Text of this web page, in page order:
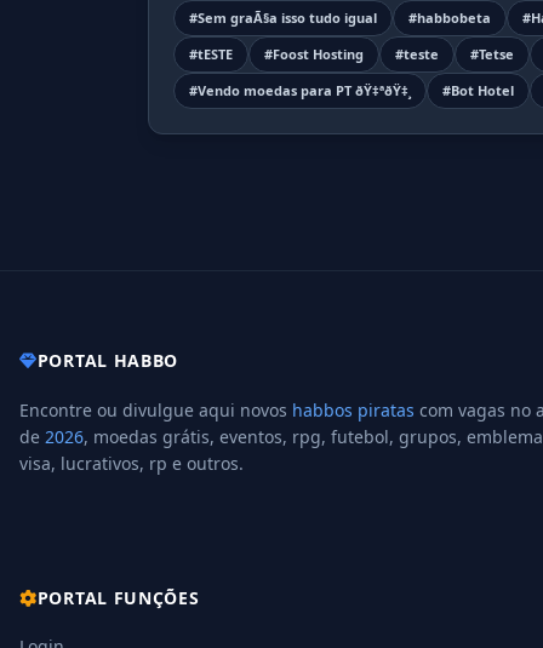
#Sem graÃ§a isso tudo igual #habbobeta
#tESTE
#Foost Hosting #teste
#Tetse
#Vendo moedas para PT ðŸ‡ªðŸ‡¸
#Bot Hotel
PORTAL HABBO
Encontre ou divulgue aqui novos habbos piratas com vagas no
de 2026, moedas grátis, eventos, rpg, futebol, grupos,
visa, lucrativos, rp e outros.
PORTAL FUNÇÕES